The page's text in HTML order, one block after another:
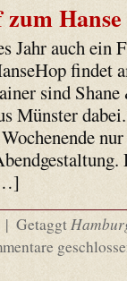
Jahr auch ein
findet
sind Shane
Münster
| Getaggt